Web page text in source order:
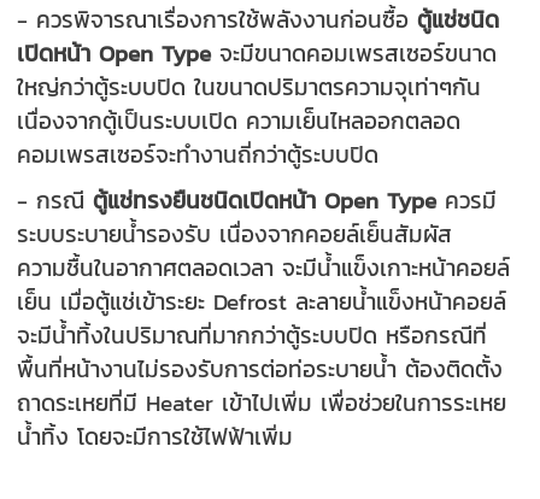
- ควรพิจารณาเรื่องการใช้พลังงานก่อนซื้อตู้แช่ชนิด
เปิดหน้า Open Typeจะมีขนาดคอมเพรสเซอร์ขนาด
ใหญ่กว่าตู้ระบบปิด ในขนาดปริมาตรความจุเท่าๆกัน
เนื่องจากตู้เป็นระบบเปิด ความเย็นไหลออกตลอด
คอมเพรสเซอร์จะทำงานถี่กว่าตู้ระบบปิด
- กรณีตู้แช่ทรงยืนชนิดเปิดหน้า Open Typeควรมี
ระบบระบายน้ำรองรับ เนื่องจากคอยล์เย็นสัมผัส
ความชื้นในอากาศตลอดเวลา จะมีน้ำแข็งเกาะหน้าคอยล์
เย็น เมื่อตู้แช่เข้าระยะ Defrost ละลายน้ำแข็งหน้าคอยล์
จะมีน้ำทิ้งในปริมาณที่มากกว่าตู้ระบบปิด หรือกรณีที่
พื้นที่หน้างานไม่รองรับการต่อท่อระบายน้ำ ต้องติดตั้ง
ถาดระเหยที่มี Heater เข้าไปเพิ่ม เพื่อช่วยในการระเหย
น้ำทิ้ง โดยจะมีการใช้ไฟฟ้าเพิ่ม